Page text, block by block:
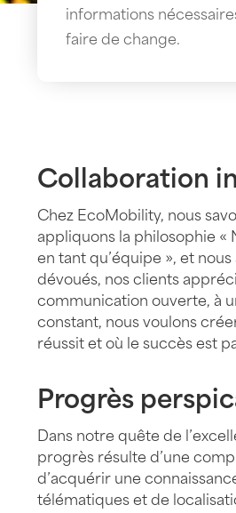
informations
faire de change.
Collaboration
Chez EcoMobility, nous
appliquons la philosophie «
en tant qu’équipe », et
dévoués, nos clients
communication ouverte, à
constant, nous voulons
réussit et où le succès est
Progrès
Dans notre quête de
progrès résulte d’une
d’acquérir une
télématiques et de